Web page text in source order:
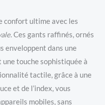
confort ultime avec les
. Ces gants raffinés, ornés
enveloppent dans une
touche sophistiquée à
tactile, grâce à une
et de l’index, vous
mobiles, sans